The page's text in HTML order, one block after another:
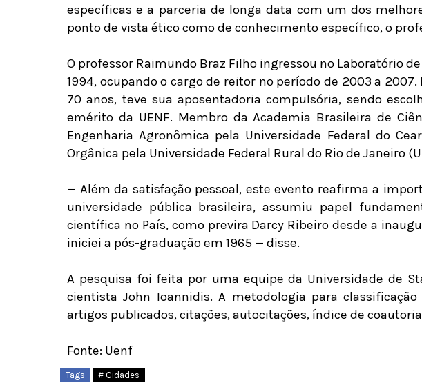
específicas e a parceria de longa data com um dos
ponto de vista ético como de conhecimento específico, o
O professor Raimundo Braz Filho ingressou no Laboratório
1994, ocupando o cargo de reitor no período de 2003 a
70 anos, teve sua aposentadoria compulsória, sendo
emérito da UENF. Membro da Academia Brasileira de
Engenharia Agronômica pela Universidade Federal do
Orgânica pela Universidade Federal Rural do Rio de Janeiro
— Além da satisfação pessoal, este evento reafirma a
universidade pública brasileira, assumiu papel
científica no País, como previra Darcy Ribeiro desde a
iniciei a pós-graduação em 1965 — disse.
A pesquisa foi feita por uma equipe da Universidade de
cientista John Ioannidis. A metodologia para
artigos publicados, citações, autocitações, índice de
Fonte: Uenf
Tags # Cidades